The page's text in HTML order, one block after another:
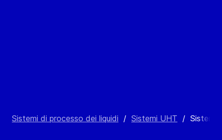
Sistemi di processo dei liquidi / Sistemi UHT /